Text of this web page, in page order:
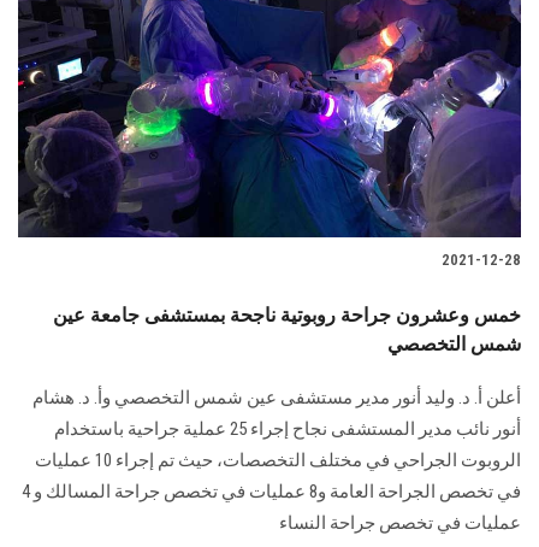
تواصل معنا
الطلاب
هيئة التدريس
الدراسات العليا
الزائـرون
سجل الان
2021-12-28
خمس وعشرون جراحة روبوتية ناجحة بمستشفى جامعة عين
شمس التخصصي
أعلن أ. د. وليد أنور مدير مستشفى عين شمس التخصصي وأ. د. هشام
أنور نائب مدير المستشفى نجاح إجراء 25 عملية جراحية باستخدام
الروبوت الجراحي في مختلف التخصصات، حيث تم إجراء 10 عمليات
في تخصص الجراحة العامة و8 عمليات في تخصص جراحة المسالك و 4
عمليات في تخصص جراحة النساء